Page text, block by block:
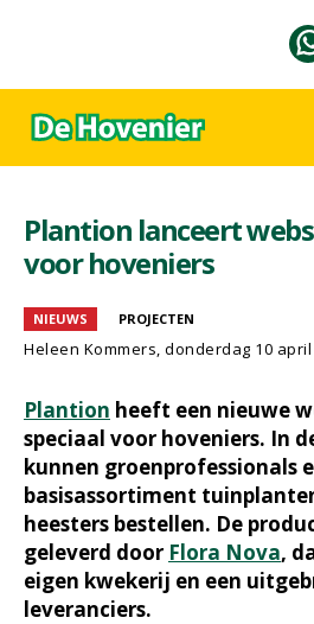
Plantion lanceert
voor hoveniers
NIEUWS PROJECTEN
Heleen Kommers, donderdag 10 april
Plantion heeft een nieuwe
speciaal voor hoveniers. In
kunnen groenprofessionals
basisassortiment
heesters bestellen. De
geleverd door Flora Nova,
eigen kwekerij en een
leveranciers.